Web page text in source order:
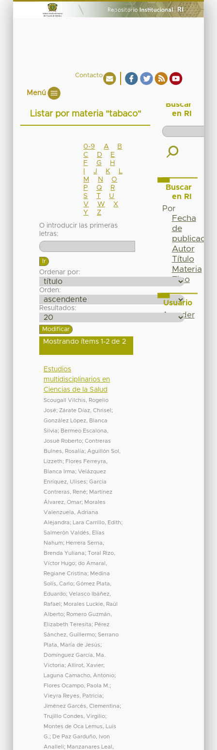
Contacto
Menú
Listar por materia "tabaco"
0-9 A
B
C
D
E
F
G
H
J K
M
N
O
P
Q
R
S
T
U
V
W
X
Y
Z
O introducir las primeras
letras:
Ordenar por:
Orden:
Resultados:
Mostrando ítems 1-2 de 2
Estudios
multidisciplinarios en
Ciencias de la Salud
Scougall Vilchis, Rogelio
José; Zárate Díaz, Chrisel ;
González López, Blanca
Silvia; Bermeo Escalona,
Josué Roberto; Contreras
Bulnes, Rosalía; Aguillón Sol,
Lizzeth; Flores Ferreyra,
Blanca Irma; Velázquez
Enríquez, Ulises; García
Contreras, René; Martínez
Álvarez, Omar; Morales
Valenzuela, Adriana
Alejandra; Lara Carrillo, Edith;
Salmerón Valdés, Elías
Nahum; Herrera Serna,
Brenda Yuliana; Toral Rizo,
Víctor Hugo; do Amaral,
Regiane Cristina; Medina
Solís, Carlo; Gómez Plata,
Eduardo; Velasco Ibáñez,
Rafael ; Morales Luckie, Raúl
Alberto; Romero Guzmán,
Elizabeth Teresita; Pérez
Sánchez, Guillermo; Serrano
Plata, María de Jesús;
Domínguez García, Ma.
Victoria; Allirot, Xavier;
Laguna Camacho, Antonio;
Flores Ocampo, Paola M. ;
Vieyra Reyes, Patricia;
Jiménez Garcés, Clementina;
Trujillo Condes, Virgilio;
Montes de Oca Lemus, Luis
G. ; De Paz Garduño, Ivon
Analleli; Manzanares Leal,
Buscar
en RI
Buscar
en RI
Por
Fecha
de
publicación
Autor
Título
Materia
Tipo
Usuario
Acceder